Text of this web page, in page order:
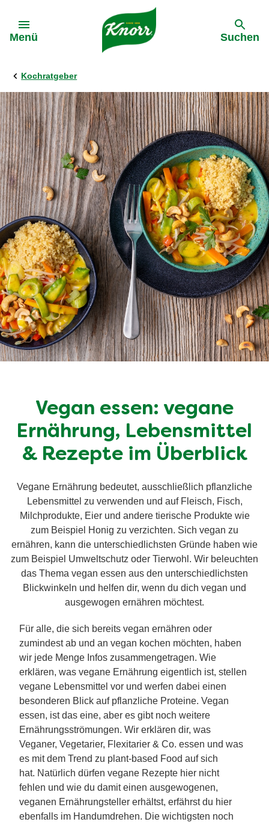
Menü Suchen
Kochratgeber
Vegan essen: vegane
Ernährung, Lebensmittel
& Rezepte im Überblick
Vegane Ernährung bedeutet, ausschließlich pflanzliche
Lebensmittel zu verwenden und auf Fleisch, Fisch,
Milchprodukte, Eier und andere tierische Produkte wie
zum Beispiel Honig zu verzichten. Sich vegan zu
ernähren, kann die unterschiedlichsten Gründe haben wie
zum Beispiel Umweltschutz oder Tierwohl. Wir beleuchten
das Thema vegan essen aus den unterschiedlichsten
Blickwinkeln und helfen dir, wenn du dich vegan und
ausgewogen ernähren möchtest.
Für alle, die sich bereits vegan ernähren oder
zumindest ab und an vegan kochen möchten, haben
wir jede Menge Infos zusammengetragen. Wie
erklären, was vegane Ernährung eigentlich ist, stellen
vegane Lebensmittel vor und werfen dabei einen
besonderen Blick auf pflanzliche Proteine. Vegan
essen, ist das eine, aber es gibt noch weitere
Ernährungsströmungen. Wir erklären dir, was
Veganer, Vegetarier, Flexitarier & Co. essen und was
es mit dem Trend zu plant-based Food auf sich
hat. Natürlich dürfen vegane Rezepte hier nicht
fehlen und wie du damit einen ausgewogenen,
veganen Ernährungsteller erhältst, erfährst du hier
ebenfalls im Handumdrehen. Die wichtigsten noch